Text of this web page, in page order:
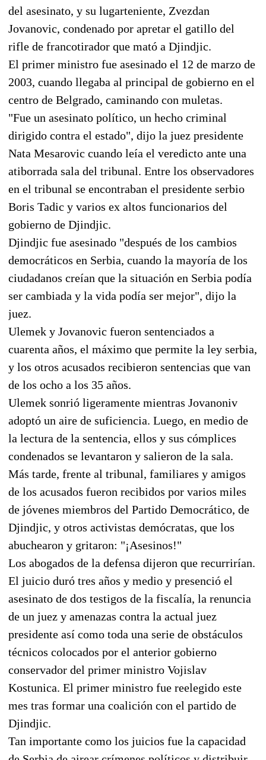
del asesinato, y su lugarteniente, Zvezdan
Jovanovic, condenado por apretar el gatillo del
rifle de francotirador que mató a Djindjic.
El primer ministro fue asesinado el 12 de marzo de
2003, cuando llegaba al principal de gobierno en el
centro de Belgrado, caminando con muletas.
"Fue un asesinato político, un hecho criminal
dirigido contra el estado", dijo la juez presidente
Nata Mesarovic cuando leía el veredicto ante una
atiborrada sala del tribunal. Entre los observadores
en el tribunal se encontraban el presidente serbio
Boris Tadic y varios ex altos funcionarios del
gobierno de Djindjic.
Djindjic fue asesinado "después de los cambios
democráticos en Serbia, cuando la mayoría de los
ciudadanos creían que la situación en Serbia podía
ser cambiada y la vida podía ser mejor", dijo la
juez.
Ulemek y Jovanovic fueron sentenciados a
cuarenta años, el máximo que permite la ley serbia,
y los otros acusados recibieron sentencias que van
de los ocho a los 35 años.
Ulemek sonrió ligeramente mientras Jovanoniv
adoptó un aire de suficiencia. Luego, en medio de
la lectura de la sentencia, ellos y sus cómplices
condenados se levantaron y salieron de la sala.
Más tarde, frente al tribunal, familiares y amigos
de los acusados fueron recibidos por varios miles
de jóvenes miembros del Partido Democrático, de
Djindjic, y otros activistas demócratas, que los
abuchearon y gritaron: "¡Asesinos!"
Los abogados de la defensa dijeron que recurrirían.
El juicio duró tres años y medio y presenció el
asesinato de dos testigos de la fiscalía, la renuncia
de un juez y amenazas contra la actual juez
presidente así como toda una serie de obstáculos
técnicos colocados por el anterior gobierno
conservador del primer ministro Vojislav
Kostunica. El primer ministro fue reelegido este
mes tras formar una coalición con el partido de
Djindjic.
Tan importante como los juicios fue la capacidad